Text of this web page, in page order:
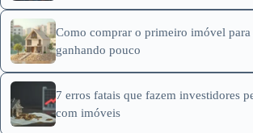
Como comprar o primeiro imóvel
ganhando pouco
7 erros fatais que fazem investidores
com imóveis